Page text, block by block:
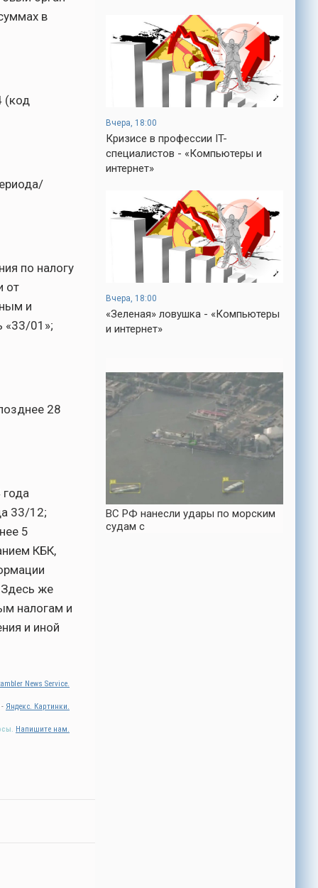
в
(код
по налогу
от
и
«33/01»;
28
33/12;
5
КБК,
же
налогам и
и иной
News Service.
Яндекс. Картинки.
Напишите нам.
-- Люблю давать советы и очень не
люблю, когда их дают мне.
-- Самое большое богатство — это ум.
Самая большая нищета — глупость. Из
всех страхов самый пугающий —
самолюбование.
-- Лучшее, что можно сделать с хорошим
советом, это пропустить его мимо ушей.
Он никогда не бывает полезен никому,
кроме того, кто его дал.
-- Люблю давать советы и очень не
Вчера, 18:00
Кризисе в профессии IT-
специалистов - «Компьютеры и
интернет»
Вчера, 18:00
«Зеленая» ловушка - «Компьютеры
и интернет»
ВС РФ нанесли удары по морским
судам с